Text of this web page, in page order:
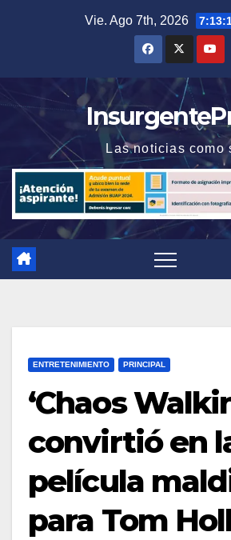
Vie. Ago 7th, 2026
Las noticias como
ENTRETENIMIENTO PRINCIPAL
‘Chaos
convirtió en
película
para Tom